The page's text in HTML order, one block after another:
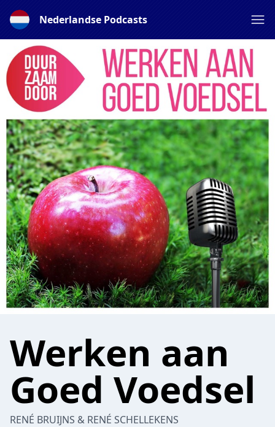
Nederlandse Podcasts
Werken aan
Goed Voedsel
RENÉ BRUIJNS & RENÉ SCHELLEKENS